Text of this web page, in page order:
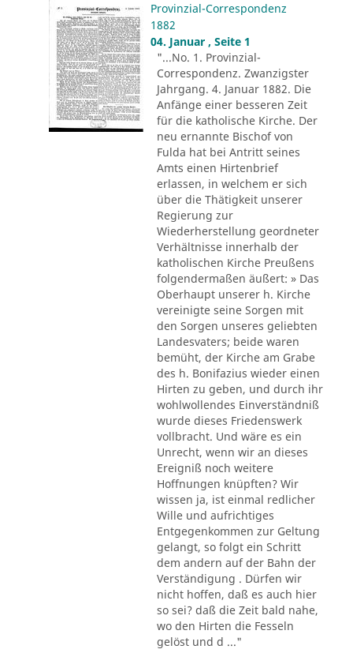
Provinzial-Correspondenz
1882
04. Januar , Seite 1
"...No. 1. Provinzial-
Correspondenz. Zwanzigster
Jahrgang. 4. Januar 1882. Die
Anfänge einer besseren Zeit
für die katholische Kirche. Der
neu ernannte Bischof von
Fulda hat bei Antritt seines
Amts einen Hirtenbrief
erlassen, in welchem er sich
über die Thätigkeit unserer
Regierung zur
Wiederherstellung geordneter
Verhältnisse innerhalb der
katholischen Kirche Preußens
folgendermaßen äußert: » Das
Oberhaupt unserer h. Kirche
vereinigte seine Sorgen mit
den Sorgen unseres geliebten
Landesvaters; beide waren
bemüht, der Kirche am Grabe
des h. Bonifazius wieder einen
Hirten zu geben, und durch ihr
wohlwollendes Einverständniß
wurde dieses Friedenswerk
vollbracht. Und wäre es ein
Unrecht, wenn wir an dieses
Ereigniß noch weitere
Hoffnungen knüpften? Wir
wissen ja, ist einmal redlicher
Wille und aufrichtiges
Entgegenkommen zur Geltung
gelangt, so folgt ein Schritt
dem andern auf der Bahn der
Verständigung . Dürfen wir
nicht hoffen, daß es auch hier
so sei? daß die Zeit bald nahe,
wo den Hirten die Fesseln
gelöst und d ..."